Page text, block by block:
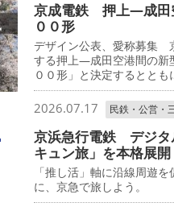
京成電鉄 押上―成田
００形
デザイン公表、愛称募集
する押上―成田空港間の新
００形」と決定するととも
2026.07.17 民鉄・公営・
京浜急行電鉄 デジタ
キュン旅」を本格展開
「推し活」軸に沿線周遊
に、京急で旅しよう。